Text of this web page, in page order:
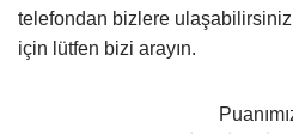
telefondan bizlere
için lütfen bizi arayın.